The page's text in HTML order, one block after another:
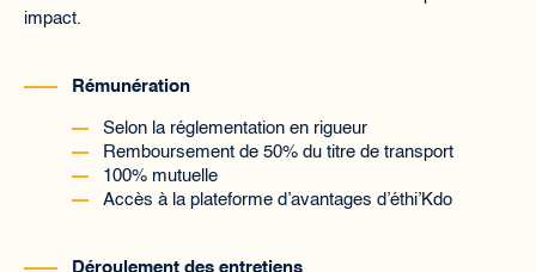
impact.
Rémunération
Selon la réglementation en rigueur
Remboursement de 50% du titre de transport
100% mutuelle
Accès à la plateforme d’avantages d’éthi’Kdo
Déroulement des entretiens